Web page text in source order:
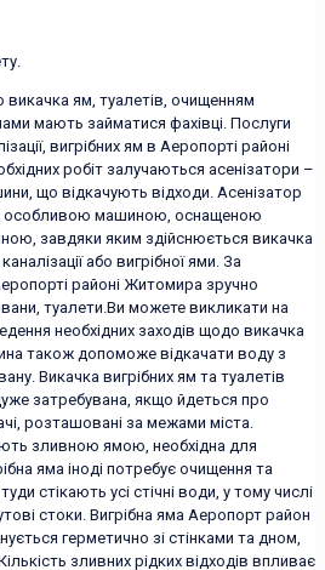
ям, туалетів, очищенням
мають займатися фахівці. Послуги
вигрібних ям в Аеропорті районі
робіт залучаються асенізатори –
що відкачують відходи. Асенізатор
особливою машиною, оснащеною
завдяки яким здійснюється викачка
або вигрібної ями. За
районі Житомира зручно
туалети.Ви можете викликати на
необхідних заходів щодо викачка
також допоможе відкачати воду з
Викачка вигрібних ям та туалетів
затребувана, якщо йдеться про
розташовані за межами міста.
зливною ямою, необхідна для
яма іноді потребує очищення та
стікають усі стічні води, у тому числі
стоки. Вигрібна яма Аеропорт район
герметично зі стінками та дном,
зливних рідких відходів впливає